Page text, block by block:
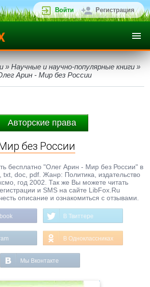
Войти Регистрация
» Научные и научно-популярные книги »
Арин - Мир без России
Авторские права
без России
бесплатно "Олег Арин - Мир без России" в
doc, pdf. Жанр: Политика, издательство
год 2002. Так же Вы можете читать
и SMS на сайте LibFox.Ru
описание и ознакомиться с отзывами.
В Твиттере
В Одноклассниках
Мы Вконтакте